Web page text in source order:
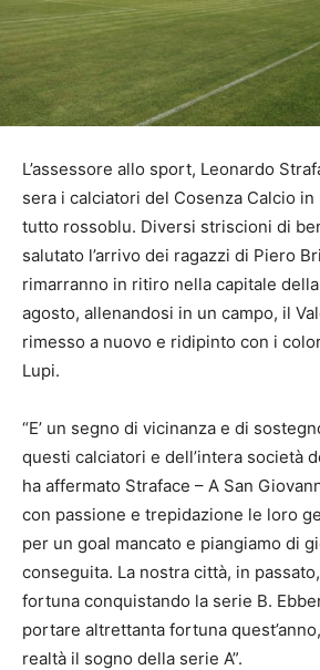
L’assessore allo sport, Leonardo
sera i calciatori del Cosenza Calcio
tutto rossoblu. Diversi striscioni di
salutato l’arrivo dei ragazzi di Piero
rimarranno in ritiro nella capitale
agosto, allenandosi in un campo, il
rimesso a nuovo e ridipinto con i
Lupi.
“E’ un segno di vicinanza e di
questi calciatori e dell’intera società
ha affermato Straface – A San
con passione e trepidazione le loro
per un goal mancato e piangiamo di
conseguita. La nostra città, in
fortuna conquistando la serie B.
portare altrettanta fortuna
realtà il sogno della serie A”.